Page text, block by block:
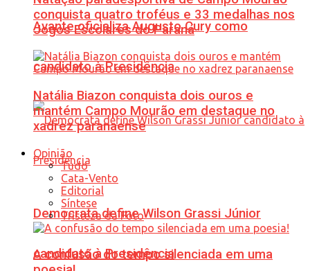
Avante oficializa Augusto Cury como
candidato à Presidência
Democrata define Wilson Grassi Júnior
candidato à Presidência
conquista quatro troféus e 33 medalhas nos
Jogos Escolares do Paraná
Natália Biazon conquista dois ouros e
mantém Campo Mourão em destaque no
xadrez paranaense
Opinião
Tudo
Cata-Vento
Editorial
Síntese
Tristeza da Foto
A confusão do tempo silenciada em uma